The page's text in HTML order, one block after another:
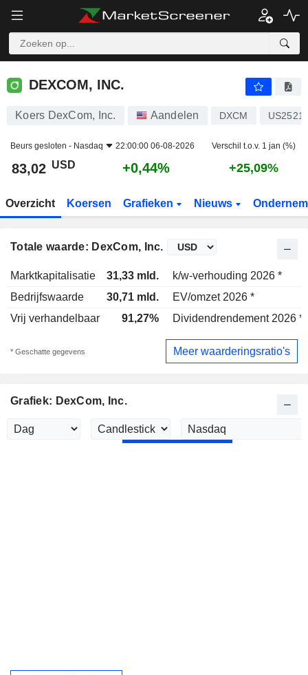
DEXCOM, INC.
DEXCOM, INC.
Koers DexCom, Inc. Aandelen DXCM
Beurs gesloten - Nasdaq 22:00:00 06-08-2026 Verschil t.o.v. 1 jan (%)
83,02 USD +0,44% +25,09%
Overzicht Koersen Grafieken Nieuws
Totale waarde: DexCom, Inc.
Marktkapitalisatie 31,33 mld.
k/w-verhouding 2026 *
Bedrijfswaarde
30,71 mld.
EV/omzet 2026 *
Vrij verhandelbaar
91,27% Dividendrendement 2026 *
* Geschatte gegevens Meer waarderingsratio's
Grafiek: DexCom, Inc.